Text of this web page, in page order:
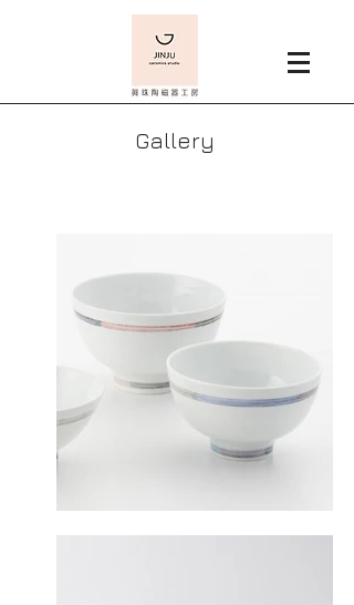
Gallery